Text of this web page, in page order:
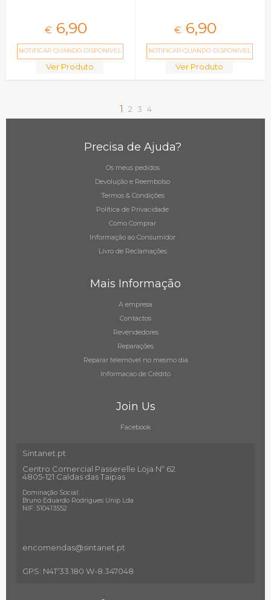
€ 6,90
NOTIFICAR QUANDO DISPONÍVEL
Ver Produto
€ 6,90
NOTIFICAR QUANDO DISPONÍVEL
Ver Produto
1 2 3 4
Precisa de Ajuda?
Os meus pedidos
Devolução e Reembolso
Termos & Condições
Política de Privacidade
Como Comprar
Informação ao Consumidor
Livro de Reclamações
Mais Informação
A empresa
Contactos
Revendedores
Reparações
Reparar telemóvel no mesmo dia
Informacao de Crédito
Join Us
Facebook
Sintanet.pt
Centro Comercial Passerelle Loja Nº 62
4805-121 Caldas das Taipas
Dominação Social:
Bruno Eduardo Rodrigues Unip Lda
NIF: 510413552
encomendas@sintanet .pt
GPS: N41º33.180 W-8.347048